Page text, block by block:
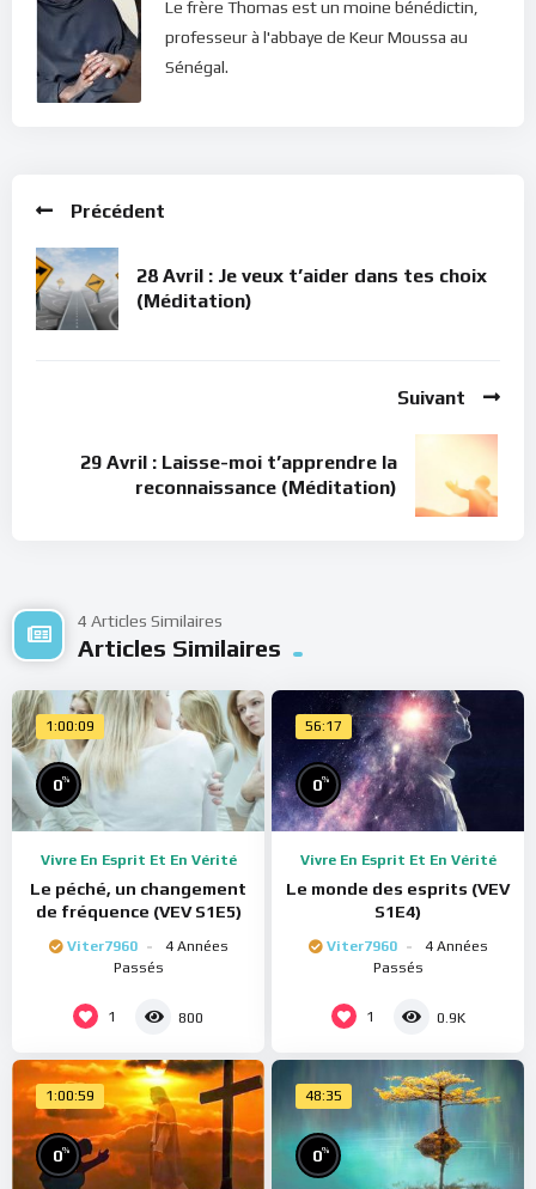
durable.
Bonne méditation.
Voici l’article du Frère Thomas :
cliquer ici : [newsletter_button id=2 label=”S’abonner”
design=”twitter”]
Le frère Thomas est un moine bénédictin,
professeur à l'abbaye de Keur Moussa au
Sénégal.
Précédent
28 Avril : Je veux t’aider dans tes choix
(Méditation)
Suivant
29 Avril : Laisse-moi t’apprendre la
reconnaissance (Méditation)
4 Articles Similaires
Articles Similaires
1:00:09
0%
Vivre En Esprit Et En Vérité
Le péché, un changement
de fréquence (VEV S1E5)
Viter7960
4 Années
Passés
1 800
56:17
0%
Vivre En Esprit Et En Vérité
Le monde des esprits (VEV
S1E4)
Viter7960
4 Années
Passés
1 0.9K
1:00:59
0%
48:35
0%